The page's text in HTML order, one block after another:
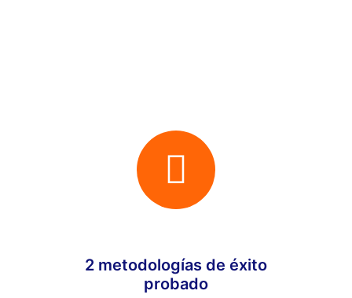
2 metodologías de éxito
probado